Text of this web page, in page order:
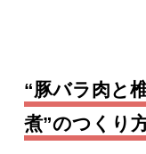
“豚バラ肉と
煮”のつくり